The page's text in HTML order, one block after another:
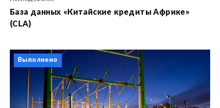
База данных «Китайские кредиты Африке»
(CLA)
Выполнено